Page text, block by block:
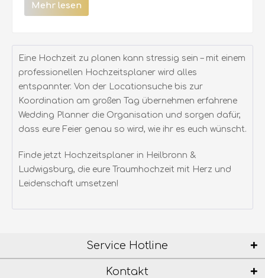
Mehr lesen
Eine Hochzeit zu planen kann stressig sein – mit einem
professionellen Hochzeitsplaner wird alles
entspannter. Von der Locationsuche bis zur
Koordination am großen Tag übernehmen erfahrene
Wedding Planner die Organisation und sorgen dafür,
dass eure Feier genau so wird, wie ihr es euch wünscht.
Finde jetzt Hochzeitsplaner in Heilbronn &
Ludwigsburg, die eure Traumhochzeit mit Herz und
Leidenschaft umsetzen!
Service Hotline
Kontakt